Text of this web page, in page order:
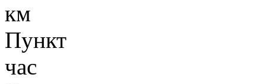
км
Пункт
час